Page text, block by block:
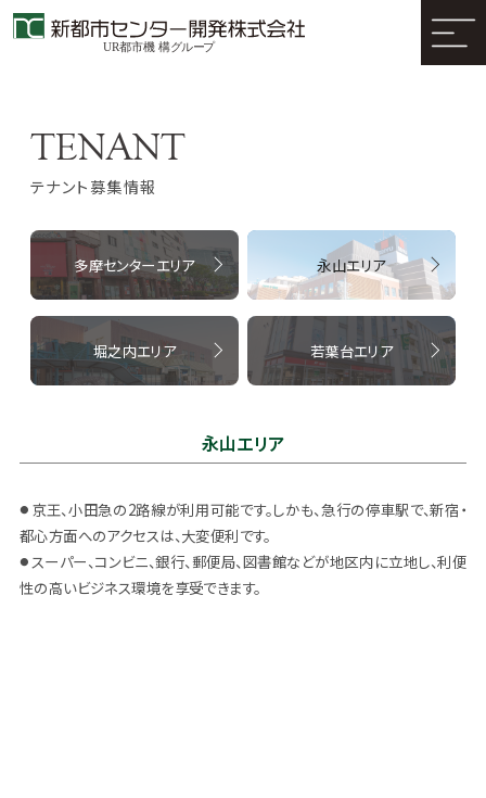
テナント募集情報
多摩センターエリア 永山エリア
堀之内エリア 若葉台エリア
永山エリア
● 京王、小田急の2路線が利用可能です。しかも、急行の停車駅で、新宿・
都心方面へのアクセスは、大変便利です。
● スーパー、コンビニ、銀行、郵便局、図書館などが地区内に立地し、利便
性の高いビジネス環境を享受できます。